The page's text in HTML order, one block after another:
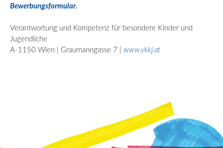
Bewerbungsformular.
Verantwortung und Kompetenz für besondere Kinder und
Jugendliche
A-1150 Wien | Graumanngasse 7 | www.vkkj.at